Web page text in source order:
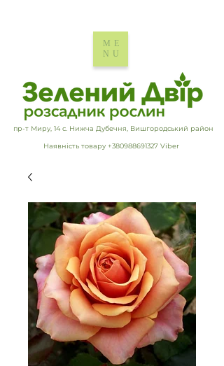
пр-т Миру, 14 с. Нижча Дубечня, Вишгородський район
Наявність товару +380988691327 Viber
ME
NU